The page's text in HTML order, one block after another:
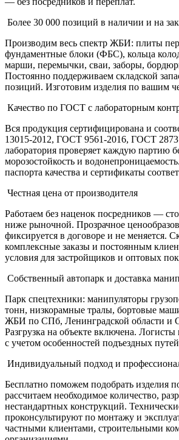
Более 30 000 позиций в наличии и на
Производим весь спектр ЖБИ: плиты
фундаментные блоки (ФБС), кольца
марши, перемычки, сваи, заборы,
Постоянно поддерживаем складской
позиций. Изготовим изделия по вашим
Качество по ГОСТ с лабораторным
Вся продукция сертифицирована и
13015-2012, ГОСТ 9561-2016, ГОСТ
лаборатория проверяет каждую партию
морозостойкость и
паспорта качества и сертификаты
Честная цена от производителя
Работаем без наценок посредников —
ниже рыночной. Прозрачное
фиксируется в договоре и не меняется.
комплексные заказы и постоянным
условия для застройщиков и оптовых
Собственный автопарк и доставка
Парк спецтехники: манипуляторы
тонн, низкорамные тралы, бортовые
ЖБИ по СПб, Ленинградской области и
Разгрузка на объекте включена.
с учетом особенностей подъездных
Индивидуальный подход и
Бесплатно поможем подобрать изделия
рассчитаем необходимое количество,
нестандартных конструкций.
проконсультируют по монтажу и
частными клиентами, строительными